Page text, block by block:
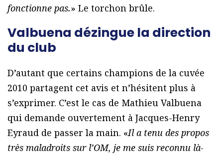
fonctionne pas.» Le torchon brûle.
Valbuena dézingue la direction
du club
D’autant que certains champions de la cuvée
2010 partagent cet avis et n’hésitent plus à
s’exprimer. C’est le cas de Mathieu Valbuena
qui demande ouvertement à Jacques-Henry
Eyraud de passer la main. «Il a tenu des propos
très maladroits sur l’OM, je me suis reconnu là-